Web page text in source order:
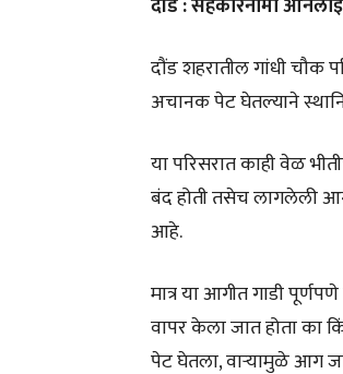
दौंड शहरातील गांधी चौक
अचानक पेट घेतल्याने
या परिसरात काही वेळ
बंद होती तसेच लागलेली
आहे.
मात्र या आगीत गाडी
वापर केला जात होता का
पेट घेतला, वाऱ्यामुळे आग